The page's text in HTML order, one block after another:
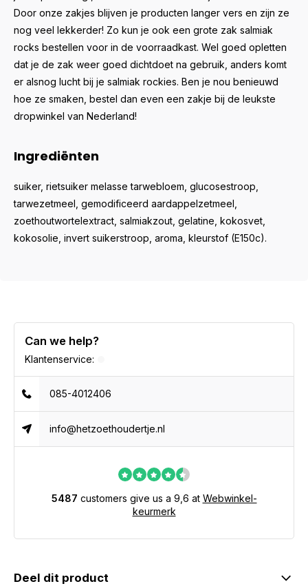
Door onze zakjes blijven je producten langer vers en zijn ze
nog veel lekkerder! Zo kun je ook een grote zak salmiak
rocks bestellen voor in de voorraadkast. Wel goed opletten
dat je de zak weer goed dichtdoet na gebruik, anders komt
er alsnog lucht bij je salmiak rockies. Ben je nou benieuwd
hoe ze smaken, bestel dan even een zakje bij de leukste
dropwinkel van Nederland!
Ingrediënten
suiker, rietsuiker melasse tarwebloem, glucosestroop,
tarwezetmeel, gemodificeerd aardappelzetmeel,
zoethoutwortelextract, salmiakzout, gelatine, kokosvet,
kokosolie, invert suikerstroop, aroma, kleurstof (E150c).
Can we help?
Klantenservice:
085-4012406
info@hetzoethoudertje.nl
5487 customers give us a 9,6 at Webwinkel-
keurmerk
Deel dit product